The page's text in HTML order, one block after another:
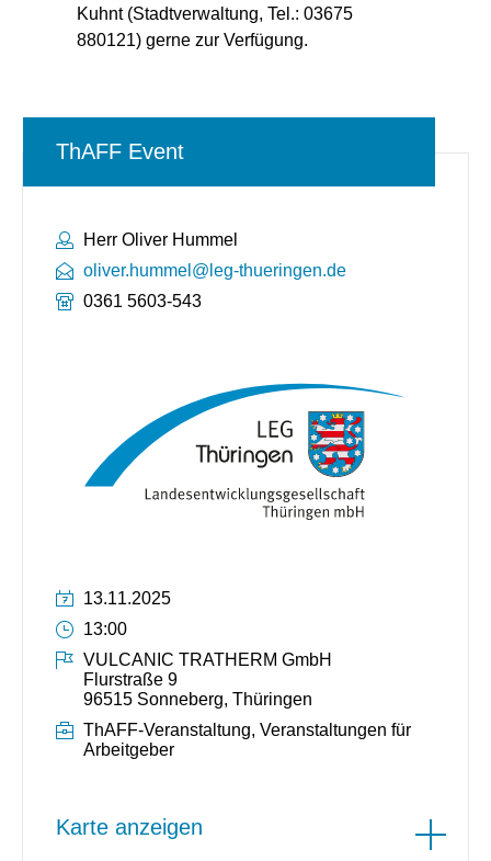
Kuhnt (Stadtverwaltung, Tel.: 03675
880121) gerne zur Verfügung.
ThAFF Event
Ansprechpartner:
Herr Oliver Hummel
oliver.hummel@leg-thueringen.de
Telefonnummer:
0361 5603-543
Datum:
13.11.2025
Uhrzeit:
13:00
Ort:
VULCANIC TRATHERM GmbH
Flurstraße 9
96515 Sonneberg, Thüringen
Veranstaltungskategorien
ThAFF-Veranstaltung, Veranstaltungen für
Arbeitgeber
Karte anzeigen